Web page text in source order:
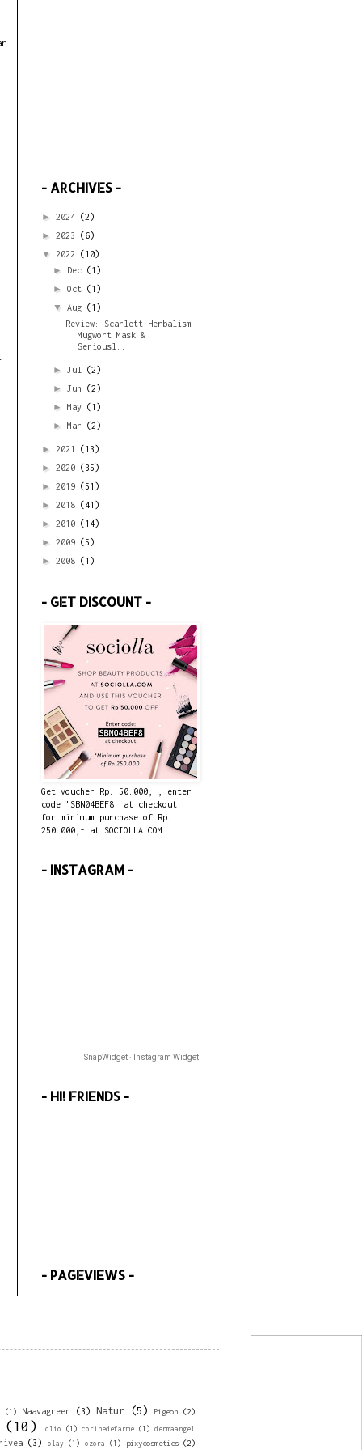
- ARCHIVES -
► 2024 (2)
► 2023 (6)
▼ 2022 (10)
► Dec (1)
►Oct (1)
▼Aug (1)
Review: Scarlett Herbalism
Mugwort Mask &
Seriousl...
►Jul (2)
►Jun (2)
►May (1)
►Mar (2)
► 2021 (13)
► 2020 (35)
► 2019 (51)
► 2018 (41)
► 2010 (14)
► 2009 (5)
► 2008 (1)
- GET DISCOUNT -
Get voucher Rp. 50.000,-, enter
code 'SBN04BEF8' at checkout
for minimum purchase of Rp.
250.000,- at SOCIOLLA.COM
- INSTAGRAM -
SnapWidget · Instagram Widget
- HI! FRIENDS -
- PAGEVIEWS -
(1) Naavagreen (3) Natur (5) Pigeon (2)
(10) clio (1) corinedefarme (1) dermaangel
(3) olay (1) ozora (1) pixycosmetics (2)